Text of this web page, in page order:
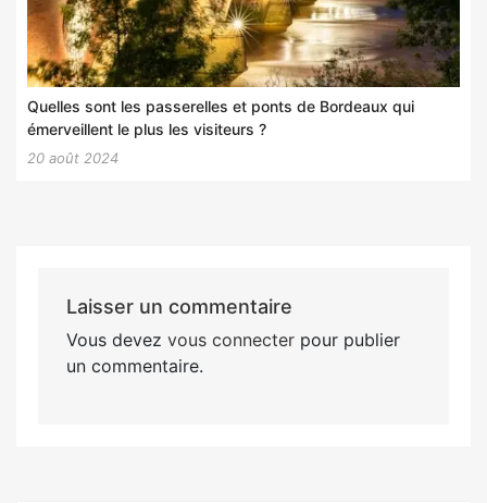
Quelles sont les passerelles et ponts de Bordeaux qui
émerveillent le plus les visiteurs ?
20 août 2024
Laisser un commentaire
Vous devez vous connecterpour publier
un commentaire.